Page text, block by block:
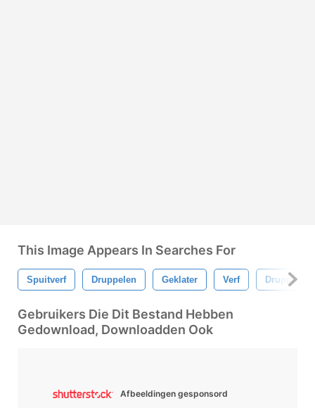
This Image Appears In Searches For
Spuitverf Druppelen Geklater Verf Druppels
Gebruikers Die Dit Bestand Hebben
Gedownload, Downloadden Ook
Afbeeldingen gesponsord